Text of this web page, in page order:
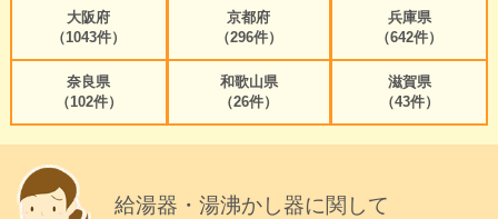
大阪府
（1043件）
京都府
（296件）
兵庫県
（642件）
奈良県
（102件）
和歌山県
（26件）
滋賀県
（43件）
給湯器・湯沸かし器に関して